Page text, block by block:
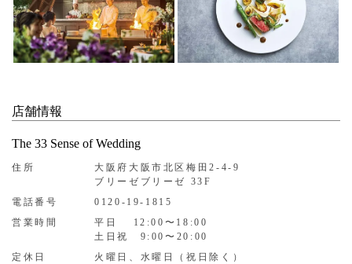
店舗情報
The 33 Sense of Wedding
住所
大阪府大阪市北区梅田2-4-9
ブリーゼブリーゼ 33F
電話番号
0120-19-1815
営業時間
平日 12:00〜18:00
土日祝 9:00〜20:00
定休日
火曜日、水曜日（祝日除く）